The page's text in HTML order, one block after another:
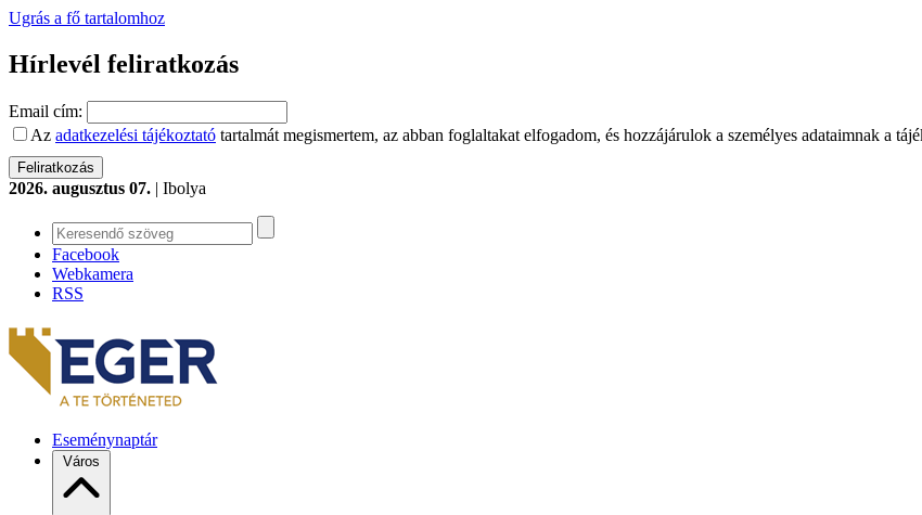
Ugrás a fő tartalomhoz
Hírlevél feliratkozás
Email cím:
Az adatkezelési tájékoztató tartalmát megismertem, az abban foglaltakat elfogadom, és hozzájárulok a személyes adataimnak a
2026. augusztus 07. | Ibolya
Facebook
Webkamera
RSS
Eseménynaptár
Város